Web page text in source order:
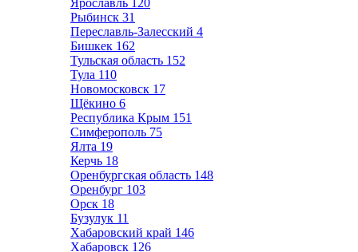
Ярославль 120
Рыбинск 31
Переславль-Залесский 4
Бишкек 162
Тульская область 152
Тула 110
Новомосковск 17
Щёкино 6
Республика Крым 151
Симферополь 75
Ялта 19
Керчь 18
Оренбургская область 148
Оренбург 103
Орск 18
Бузулук 11
Хабаровский край 146
Хабаровск 126